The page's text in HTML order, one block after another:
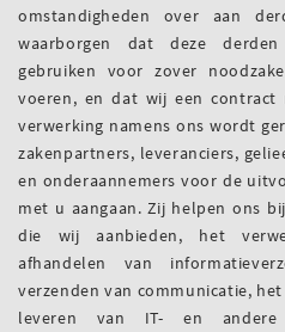
omstandigheden over aan
waarborgen dat deze
gebruiken voor zover
voeren, en dat wij een
verwerking namens ons wordt
zakenpartners, leveranciers,
en onderaannemers voor de
met u aangaan. Zij helpen ons
die wij aanbieden, het
afhandelen van
verzenden van communicatie,
leveren van IT- en andere